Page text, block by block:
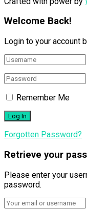
Welcome Back!
Login to your account
Remember Me
Forgotten Password?
Retrieve your
Please enter your
password.